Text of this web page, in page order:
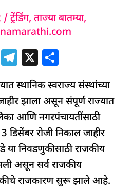
/ट्रेंडिंग,ताज्या बातम्या,
T T
el
e
g
ra
m
X
ar
e
स्थानिक स्वराज्य संस्थांच्या
झाला असून संपूर्ण राज्यात
आणि नगरपंचायतींसाठी
डिसेंबर रोजी निकाल जाहीर
या निवडणुकीसाठी राजकीय
असून सर्व राजकीय
राजकारण सुरू झाले आहे.